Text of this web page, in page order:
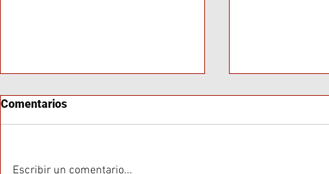
Comentarios
Escribir un comentario...